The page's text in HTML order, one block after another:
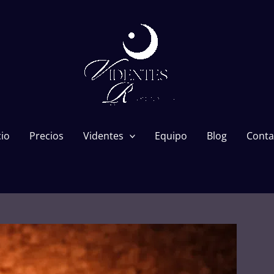
Precios Videntes Equipo Blog